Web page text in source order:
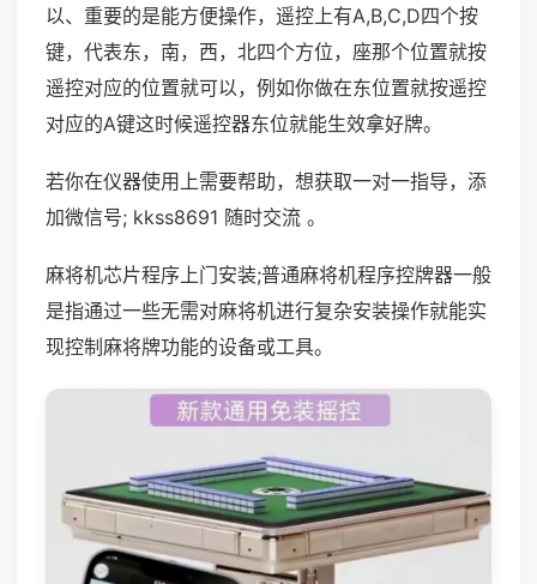
以、重要的是能方便操作，遥控上有A,B,C,D四个按
键，代表东，南，西，北四个方位，座那个位置就按
遥控对应的位置就可以，例如你做在东位置就按遥控
对应的A键这时候遥控器东位就能生效拿好牌。
若你在仪器使用上需要帮助，想获取一对一指导，添
加微信号; kkss8691 随时交流 。
麻将机芯片程序上门安装;普通麻将机程序控牌器一般
是指通过一些无需对麻将机进行复杂安装操作就能实
现控制麻将牌功能的设备或工具。